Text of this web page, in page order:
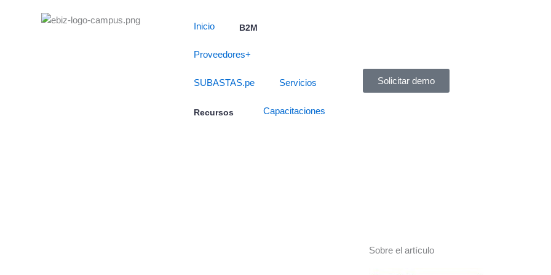
Inicio B2M
Proveedores+
SUBASTAS.pe Servicios
Recursos Capacitaciones
Solicitar demo
Sobre el artículo